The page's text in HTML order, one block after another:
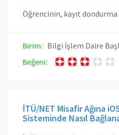
Birim: Bilgi İşlem Daire
Beğeni:
İTÜ/NET Misafir Ağına
Sisteminde Nasıl